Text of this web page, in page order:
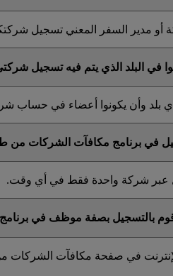
أو مدير السفر المعني تسجيل
في البلد الذي يتم فيه تسجيل
أي بلد وأن يكونوا أعضاء في حساب
في برنامج مكافآت الشركات من
عبر شركة واحدة فقط في أي وقت.
أقوم بالتسجيل بصفة موظف في
في صفحة مكافآت الشركات